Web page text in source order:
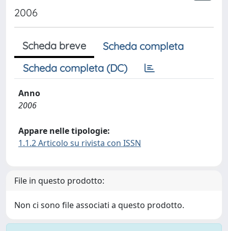
2006
Scheda breve
Scheda completa
Scheda completa (DC)
Anno
2006
Appare nelle tipologie:
1.1.2 Articolo su rivista con ISSN
File in questo prodotto:
Non ci sono file associati a questo prodotto.